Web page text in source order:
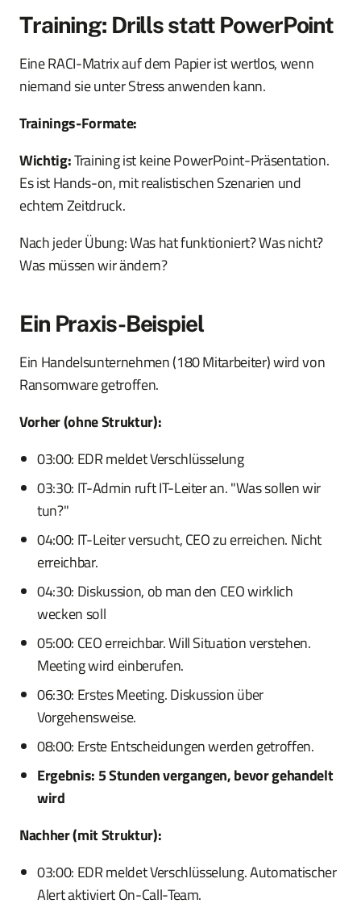
Training: Drills statt PowerPoint
Eine RACI-Matrix auf dem Papier ist wertlos, wenn
niemand sie unter Stress anwenden kann.
Trainings-Formate:
Wichtig:Training ist keine PowerPoint-Präsentation.
Es ist Hands-on, mit realistischen Szenarien und
echtem Zeitdruck.
Nach jeder Übung: Was hat funktioniert? Was nicht?
Was müssen wir ändern?
Ein Praxis-Beispiel
Ein Handelsunternehmen (180 Mitarbeiter) wird von
Ransomware getroffen.
Vorher (ohne Struktur):
03:00: EDR meldet Verschlüsselung
03:30: IT-Admin ruft IT-Leiter an. "Was sollen wir
tun?"
04:00: IT-Leiter versucht, CEO zu erreichen. Nicht
erreichbar.
04:30: Diskussion, ob man den CEO wirklich
wecken soll
05:00: CEO erreichbar. Will Situation verstehen.
Meeting wird einberufen.
06:30: Erstes Meeting. Diskussion über
Vorgehensweise.
08:00: Erste Entscheidungen werden getroffen.
Ergebnis: 5 Stunden vergangen, bevor gehandelt
wird
Nachher (mit Struktur):
03:00: EDR meldet Verschlüsselung. Automatischer
Alert aktiviert On-Call-Team.